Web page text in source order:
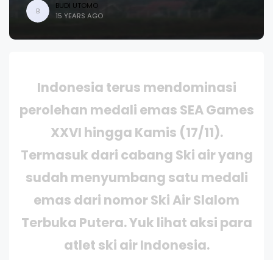
B
BUDI UTOMO
15 YEARS AGO
Indonesia terus mendominasi
perolehan medali emas SEA Games
XXVI hingga Kamis (17/11).
Termasuk dari cabang Ski air yang
sudah menyumbang satu medali
emas dari nomor Ski Air Slalom
Terbuka Putera. Yuk lihat aksi para
atlet ski air Indonesia.